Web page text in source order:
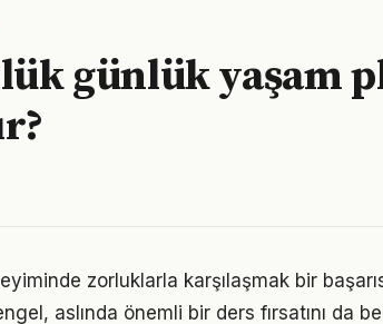
günlük yaşam
zorluklarla karşılaşmak bir
aslında önemli bir ders fırsatını da